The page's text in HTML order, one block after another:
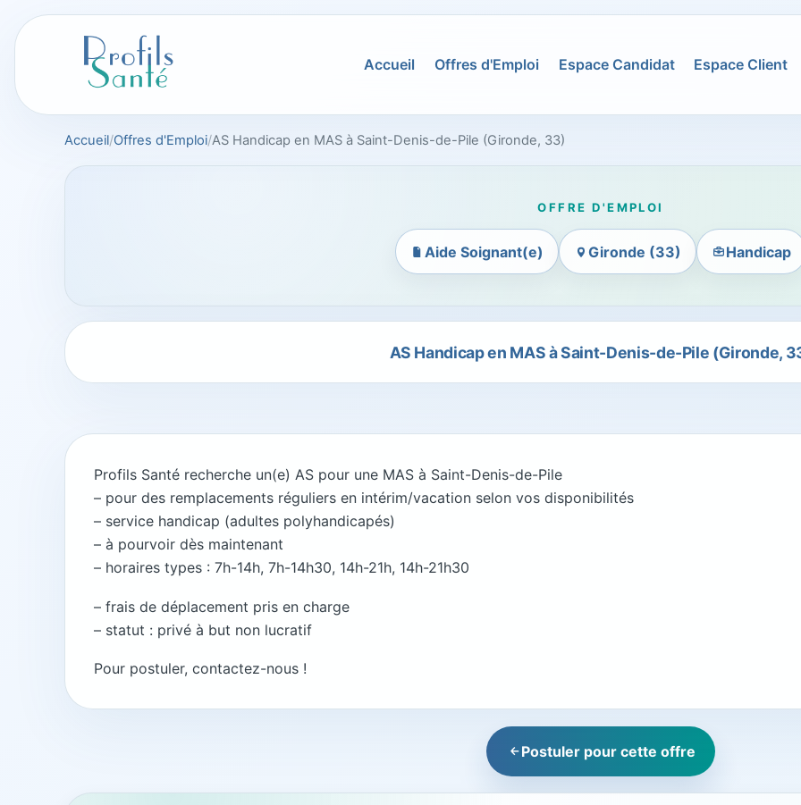
Accueil Offres d'Emploi Espace Candidat Espace Client
Accueil Offres d'Emploi AS Handicap en MAS à Saint-Denis-de-Pile (Gironde, 33)
OFFRE D'EMPLOI
Aide Soignant(e) Gironde (33) Handicap
AS Handicap en MAS à Saint-Denis-de-Pile (Gironde,
Profils Santé recherche un(e) AS pour une MAS à Saint-Denis-de-Pile
– pour des remplacements réguliers en intérim/vacation selon vos disponibilités
– service handicap (adultes polyhandicapés)
– à pourvoir dès maintenant
– horaires types : 7h-14h, 7h-14h30, 14h-21h, 14h-21h30
– frais de déplacement pris en charge
– statut : privé à but non lucratif
Pour postuler, contactez-nous !
Postuler pour cette offre